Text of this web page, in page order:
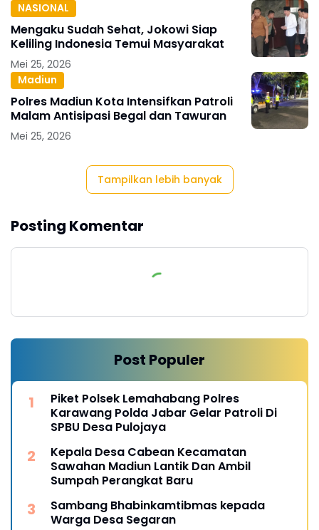
NASIONAL
Mengaku Sudah Sehat, Jokowi Siap
Keliling Indonesia Temui Masyarakat
Mei 25, 2026
Madiun
Polres Madiun Kota Intensifkan Patroli
Malam Antisipasi Begal dan Tawuran
Mei 25, 2026
Tampilkan lebih banyak
Posting Komentar
Post Populer
Piket Polsek Lemahabang Polres
Karawang Polda Jabar Gelar Patroli Di
SPBU Desa Pulojaya
Kepala Desa Cabean Kecamatan
Sawahan Madiun Lantik Dan Ambil
Sumpah Perangkat Baru
Sambang Bhabinkamtibmas kepada
Warga Desa Segaran